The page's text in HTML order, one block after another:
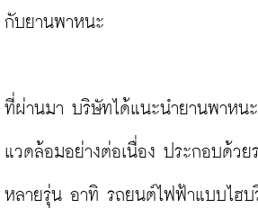
กับยานพาหนะ
ที่ผ่านมา บริษัทได้แนะนำยานพาหน
แวดล้อมอย่างต่อเนื่อง ประกอบด้วย
หลายรุ่น อาทิ รถยนต์ไฟฟ้าแบบไฮ